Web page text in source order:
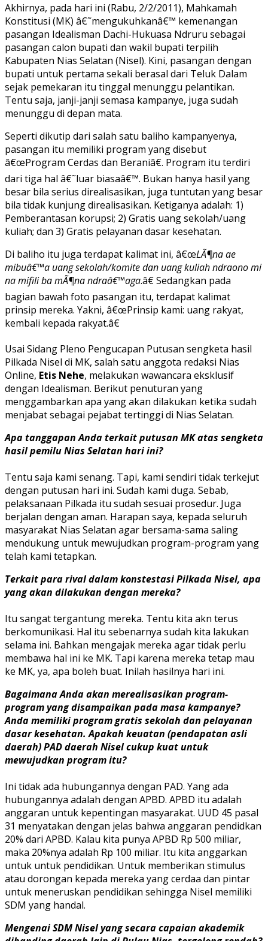
Jadi
Pejabat
dan
PNS,
Tidak
Bayar
Akhirnya, pada hari ini (Rabu, 2/2/2011), Mahkamah
Konstitusi (MK) â€˜mengukuhkanâ€™ kemenangan
pasangan Idealisman Dachi-Hukuasa Ndruru sebagai
pasangan calon bupati dan wakil bupati terpilih
Kabupaten Nias Selatan (Nisel). Kini, pasangan dengan
bupati untuk pertama sekali berasal dari Teluk Dalam
sejak pemekaran itu tinggal menunggu pelantikan.
Tentu saja, janji-janji semasa kampanye, juga sudah
menunggu di depan mata.
Seperti dikutip dari salah satu baliho kampanyenya,
pasangan itu memiliki program yang disebut
â€œProgram Cerdas dan Beraniâ€. Program itu terdiri
dari tiga hal â€˜luar biasaâ€™. Bukan hanya hasil yang
besar bila serius direalisasikan, juga tuntutan yang besar
bila tidak kunjung direalisasikan. Ketiganya adalah: 1)
Pemberantasan korupsi; 2) Gratis uang sekolah/uang
kuliah; dan 3) Gratis pelayanan dasar kesehatan.
Di baliho itu juga terdapat kalimat ini, â€œLÃ¶na ae
mibuâ€™a uang sekolah/komite dan uang kuliah ndraono mi
na mifili ba mÃ¶na ndraâ€™aga.â€ Sedangkan pada
bagian bawah foto pasangan itu, terdapat kalimat
prinsip mereka. Yakni, â€œPrinsip kami: uang rakyat,
kembali kepada rakyat.â€
Usai Sidang Pleno Pengucapan Putusan sengketa hasil
Pilkada Nisel di MK, salah satu anggota redaksi Nias
Online, Etis Nehe, melakukan wawancara eksklusif
dengan Idealisman. Berikut penuturan yang
menggambarkan apa yang akan dilakukan ketika sudah
menjabat sebagai pejabat tertinggi di Nias Selatan.
Apa tanggapan Anda terkait putusan MK atas sengketa
hasil pemilu Nias Selatan hari ini?
Tentu saja kami senang. Tapi, kami sendiri tidak terkejut
dengan putusan hari ini. Sudah kami duga. Sebab,
pelaksanaan Pilkada itu sudah sesuai prosedur. Juga
berjalan dengan aman. Harapan saya, kepada seluruh
masyarakat Nias Selatan agar bersama-sama saling
mendukung untuk mewujudkan program-program yang
telah kami tetapkan.
Terkait para rival dalam konstestasi Pilkada Nisel, apa
yang akan dilakukan dengan mereka?
Itu sangat tergantung mereka. Tentu kita akn terus
berkomunikasi. Hal itu sebenarnya sudah kita lakukan
selama ini. Bahkan mengajak mereka agar tidak perlu
membawa hal ini ke MK. Tapi karena mereka tetap mau
ke MK, ya, apa boleh buat. Inilah hasilnya hari ini.
Bagaimana Anda akan merealisasikan program-
program yang disampaikan pada masa kampanye?
Anda memiliki program gratis sekolah dan pelayanan
dasar kesehatan. Apakah keuatan (pendapatan asli
daerah) PAD daerah Nisel cukup kuat untuk
mewujudkan program itu?
Ini tidak ada hubungannya dengan PAD. Yang ada
hubungannya adalah dengan APBD. APBD itu adalah
anggaran untuk kepentingan masyarakat. UUD 45 pasal
31 menyatakan dengan jelas bahwa anggaran pendidkan
20% dari APBD. Kalau kita punya APBD Rp 500 miliar,
maka 20%nya adalah Rp 100 miliar. Itu kita anggarkan
untuk untuk pendidikan. Untuk memberikan stimulus
atau dorongan kepada mereka yang cerdaa dan pintar
untuk meneruskan pendidikan sehingga Nisel memiliki
SDM yang handal.
Mengenai SDM Nisel yang secara capaian akademik